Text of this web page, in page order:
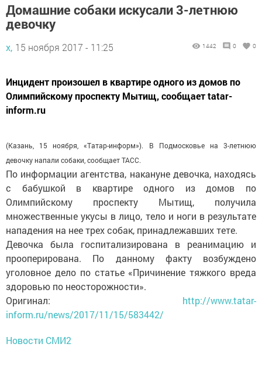
Домашние собаки искусали 3-летнюю
девочку
х, 15 ноября 2017 - 11:25 1442 0 0
Инцидент произошел в квартире одного из домов по
Олимпийскому проспекту Мытищ, сообщает tatar-
inform.ru
(Казань, 15 ноября, «Татар-информ»). В Подмосковье на 3-летнюю
девочку напали собаки, сообщает ТАСС.
По информации агентства, накануне девочка, находясь
с бабушкой в квартире одного из домов по
Олимпийскому проспекту Мытищ, получила
множественные укусы в лицо, тело и ноги в результате
нападения на нее трех собак, принадлежавших тете.
Девочка была госпитализирована в реанимацию и
прооперирована. По данному факту возбуждено
уголовное дело по статье «Причинение тяжкого вреда
здоровью по неосторожности».
Оригинал: http://www.tatar-
inform.ru/news/2017/11/15/583442/
Новости СМИ2